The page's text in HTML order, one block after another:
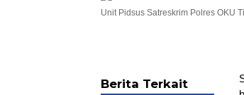
Unit Pidsus Satreskrim Polres OKU
Berita Terkait